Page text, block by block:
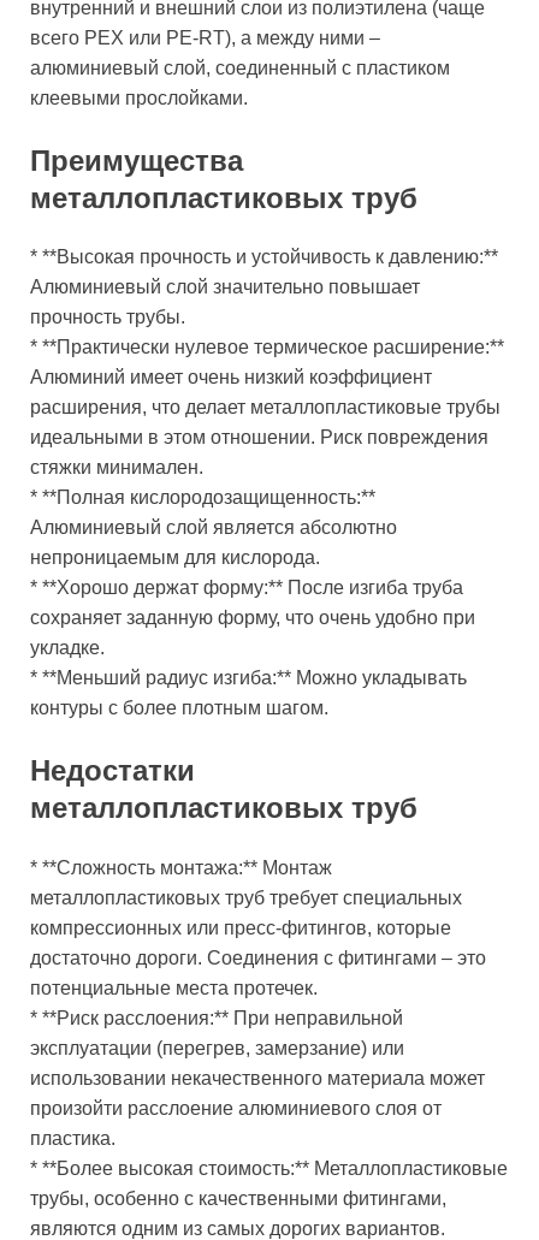
внутренний и внешний слои из полиэтилена (чаще
всего PEX или PE-RT), а между ними –
алюминиевый слой, соединенный с пластиком
клеевыми прослойками.
Преимущества
металлопластиковых труб
* **Высокая прочность и устойчивость к давлению:**
Алюминиевый слой значительно повышает
прочность трубы.
* **Практически нулевое термическое расширение:**
Алюминий имеет очень низкий коэффициент
расширения, что делает металлопластиковые трубы
идеальными в этом отношении. Риск повреждения
стяжки минимален.
* **Полная кислородозащищенность:**
Алюминиевый слой является абсолютно
непроницаемым для кислорода.
* **Хорошо держат форму:** После изгиба труба
сохраняет заданную форму, что очень удобно при
укладке.
* **Меньший радиус изгиба:** Можно укладывать
контуры с более плотным шагом.
Недостатки
металлопластиковых труб
* **Сложность монтажа:** Монтаж
металлопластиковых труб требует специальных
компрессионных или пресс-фитингов, которые
достаточно дороги. Соединения с фитингами – это
потенциальные места протечек.
* **Риск расслоения:** При неправильной
эксплуатации (перегрев, замерзание) или
использовании некачественного материала может
произойти расслоение алюминиевого слоя от
пластика.
* **Более высокая стоимость:** Металлопластиковые
трубы, особенно с качественными фитингами,
являются одним из самых дорогих вариантов.